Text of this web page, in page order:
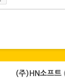
(주)HN소프트